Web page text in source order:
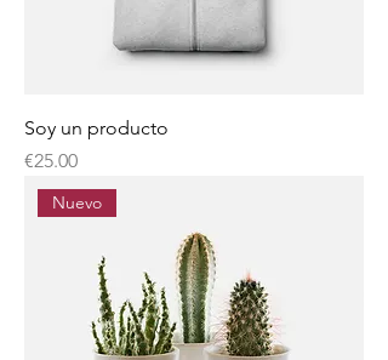
Soy un producto
Price
€25.00
Nuevo